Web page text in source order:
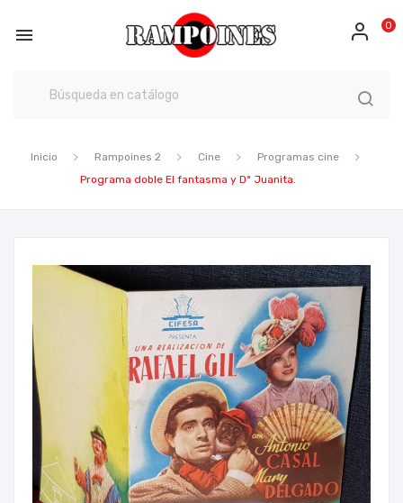
 0
Inicio Rampoines 2 Cine
Programas cine
Programa doble El fantasma y Dª Juanita.